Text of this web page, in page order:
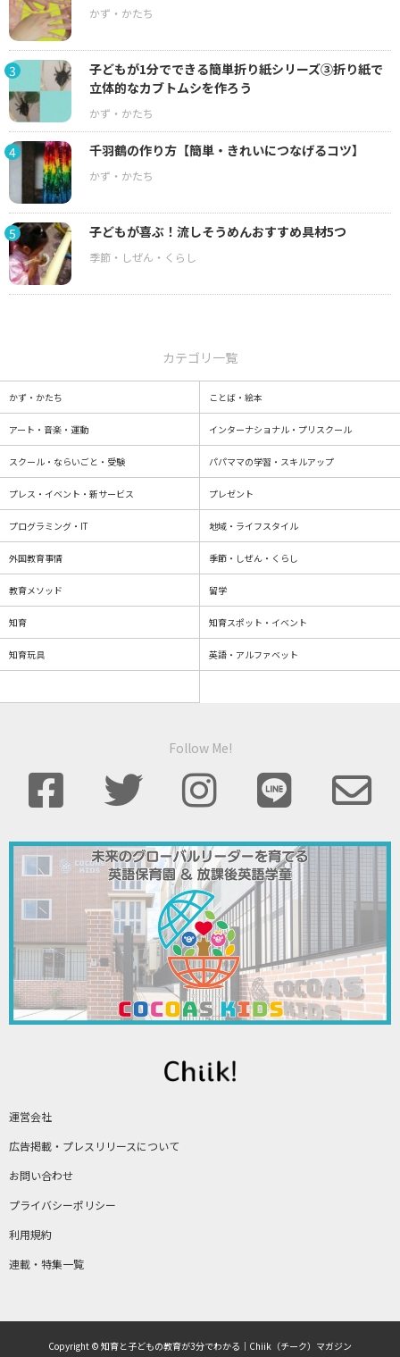
3
子どもが1分でできる簡単折り紙シリーズ③折り紙で
立体的なカブトムシを作ろう
4 千羽鶴の作り方【簡単・きれいにつなげるコツ】
5 子どもが喜ぶ！流しそうめんおすすめ具材5つ
運営会社
広告掲載・プレスリリースについて
お問い合わせ
プライバシーポリシー
利用規約
連載・特集一覧
カテゴリ一覧
かず・かたち ことば・絵本
アート・音楽・運動 インターナショナル・プリスクール
スクール・ならいごと・受験 パパママの学習・スキルアップ
プレス・イベント・新サービス プレゼント
プログラミング・IT 地域・ライフスタイル
外国教育事情 季節・しぜん・くらし
教育メソッド 留学
知育 知育スポット・イベント
知育玩具 英語・アルファベット
Follow Me!
Copyright © 知育と子どもの教育が3分でわかる｜Chiik（チーク）マガジン